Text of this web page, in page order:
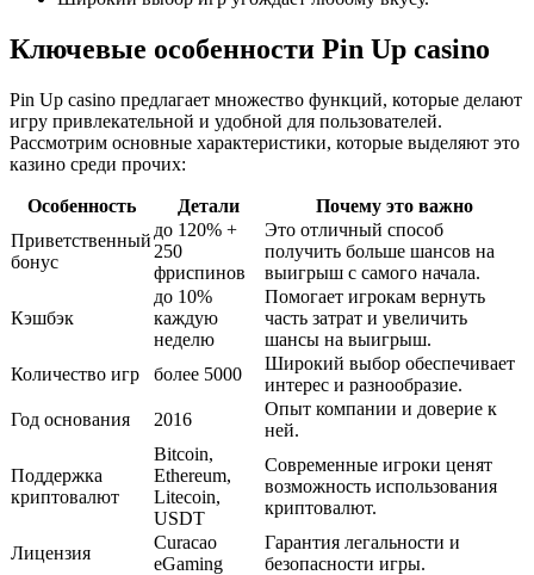
Ключевые особенности Pin Up casino
Pin Up casino предлагает множество функций, которые делают
игру привлекательной и удобной для пользователей.
Рассмотрим основные характеристики, которые выделяют это
казино среди прочих:
Особенность Детали
Почему это важно
Приветственный
бонус
до 120% +
250
фриспинов
Это отличный способ
получить больше шансов на
выигрыш с самого начала.
Кэшбэк
до 10%
каждую
неделю
Помогает игрокам вернуть
часть затрат и увеличить
шансы на выигрыш.
Количество игр
более 5000
Широкий выбор обеспечивает
интерес и разнообразие.
Год основания
2016
Опыт компании и доверие к
ней.
Поддержка
криптовалют
Bitcoin,
Ethereum,
Litecoin,
USDT
Современные игроки ценят
возможность использования
криптовалют.
Лицензия
Curacao
eGaming
Гарантия легальности и
безопасности игры.